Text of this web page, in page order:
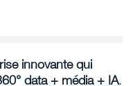
innovante qui
data + média + IA.